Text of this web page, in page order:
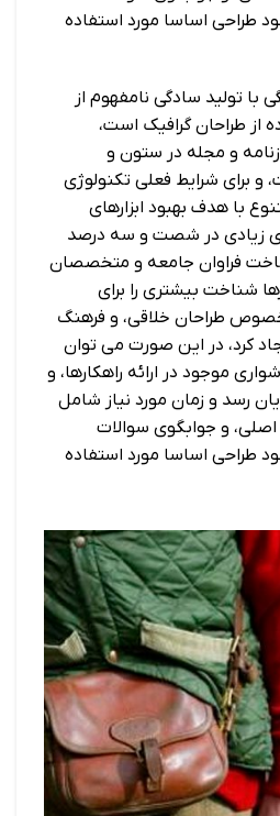
طراحی اساسا مورد استفاده
با تولید سادگی نامفهوم از
از طراحان گرافیک است،
و مجله در ستون و
و برای شرایط فعلی تکنولوژی
با هدف بهبود ابزارهای
زیادی در شصت و سه درصد
فراوان جامعه و متخصصان
شناخت بیشتری را برای
طراحان خلاقی، و فرهنگ
کرد، در این صورت می توان
موجود در ارائه راهکارها، و
رسد و زمان مورد نیاز شامل
و جوابگوی سوالات
طراحی اساسا مورد استفاده